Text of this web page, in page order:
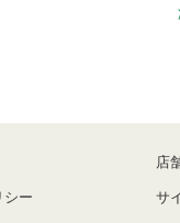
シー
店
サ